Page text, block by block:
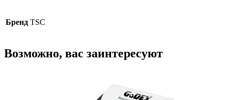
Бренд TSC
Возможно, вас заинтересуют